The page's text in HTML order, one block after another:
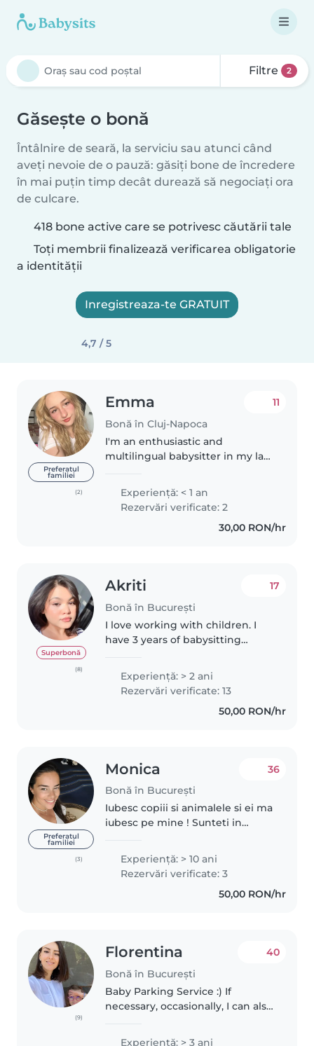
Filtre 2
Găsește o bonă
Întâlnire de seară, la serviciu sau atunci când
aveți nevoie de o pauză: găsiți bone de încredere
în mai puțin timp decât durează să negociați ora
de culcare.
418 bone active care se potrivesc căutării tale
Toți membrii finalizează verificarea obligatorie
a identității
Inregistreaza-te GRATUIT
4,7 / 5
Preferatul
familiei
(2)
Emma
Bonă în Cluj-Napoca
11
I'm an enthusiastic and
multilingual babysitter in my late
for children of all ages, from
babies to school-aged kids, I'm
comfortable with a wide range..
Experienţă: < 1 an
Rezervări verificate: 2
30,00 RON/hr
Superbonă
(8)
Akriti
Bonă în București
17
I love working with children. I
have 3 years of babysitting
experience with children with
special needs, particularly,
Experienţă: > 2 ani
Rezervări verificate: 13
50,00 RON/hr
Preferatul
familiei
(3)
Monica
Bonă în București
36
Iubesc copiii si animalele si ei ma
iubesc pe mine ! Sunteti in
faca mai mult decat
supravegherea si indeplinirea
Experienţă: > 10 ani
Rezervări verificate: 3
50,00 RON/hr
(9)
Florentina
Bonă în București
40
Baby Parking Service :) If
necessary, occasionally, I can also
Professionally - I was a jurist and
Experienţă: > 3 ani